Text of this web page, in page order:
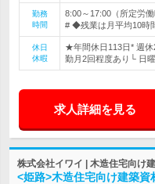
勤務
時間
8:00～17:00（所定労
# ◆残業は月平均10時
休日
休暇
★年間休日113日* 週
勤月2回程度あり└ 日
求人詳細を見る
株式会社イワイ | 木造住宅向け
<姫路>木造住宅向け建築資